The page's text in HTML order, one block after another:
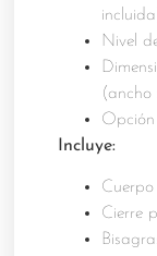
Nivel
Incluye:
Cierre